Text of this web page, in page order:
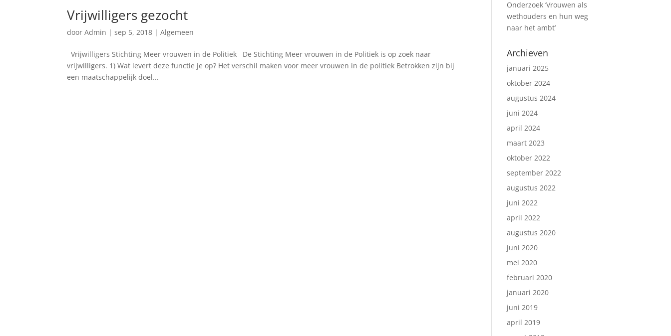
Vrijwilligers gezocht
doorAdmin |sep 5, 2018 |Algemeen
Vrijwilligers Stichting Meer vrouwen in de Politiek De Stichting Meer vrouwen in de Politiek is op zoek naar
vrijwilligers. 1) Wat levert deze functie je op? Het verschil maken voor meer vrouwen in de politiek Betrokken zijn bij
een maatschappelijk doel...
Onderzoek ‘Vrouwen als
wethouders en hun weg
naar het ambt’
Archieven
januari 2025
oktober 2024
augustus 2024
juni 2024
april 2024
maart 2023
oktober 2022
september 2022
augustus 2022
juni 2022
april 2022
augustus 2020
juni 2020
mei 2020
februari 2020
januari 2020
juni 2019
april 2019